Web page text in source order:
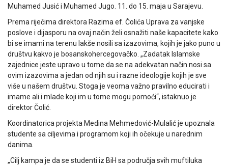
Muhamed Jusić i Muhamed Jugo. 11. do 15. maja u Sarajevu.
Prema riječima direktora Razima ef. Čolića Uprava za vanjske
poslove i dijasporu na ovaj način želi osnažiti naše kapacitete kako
bi se imami na terenu lakše nosili sa izazovima, kojih je jako puno u
društvu kakvo je bosanskohercegovačko. „Zadatak Islamske
zajednice jeste upravo u tome da se na adekvatan način nosi sa
ovim izazovima a jedan od njih su i razne ideologije kojih je sve
više u našem društvu. Stoga je veoma važno pravilno educirati i
imame ali i mlade koji im u tome mogu pomoći“, istaknuo je
direktor Čolić.
Koordinatorica projekta Medina Mehmedović-Mulalić je upoznala
studente sa ciljevima i programom koji ih očekuje u narednim
danima.
„Cilj kampa je da se studenti iz BiH sa područja svih muftiluka